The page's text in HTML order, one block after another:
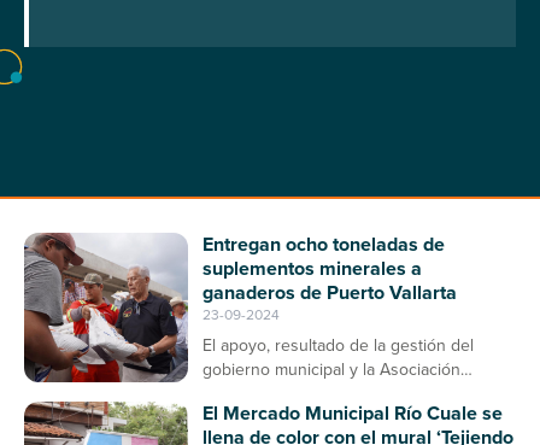
Entregan ocho toneladas de
suplementos minerales a
ganaderos de Puerto Vallarta
23-09-2024
El apoyo, resultado de la gestión del
gobierno municipal y la Asociación
enfermedades en el ganado bovino
El Mercado Municipal Río Cuale se
llena de color con el mural ‘Tejiendo